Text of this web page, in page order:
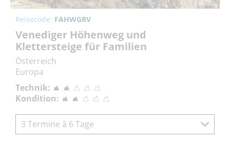
Reisecode: FAHWGRV
Venediger Höhenweg und
Klettersteige für Familien
Österreich
Europa
Technik:
Kondition:
3 Termine à 6 Tage